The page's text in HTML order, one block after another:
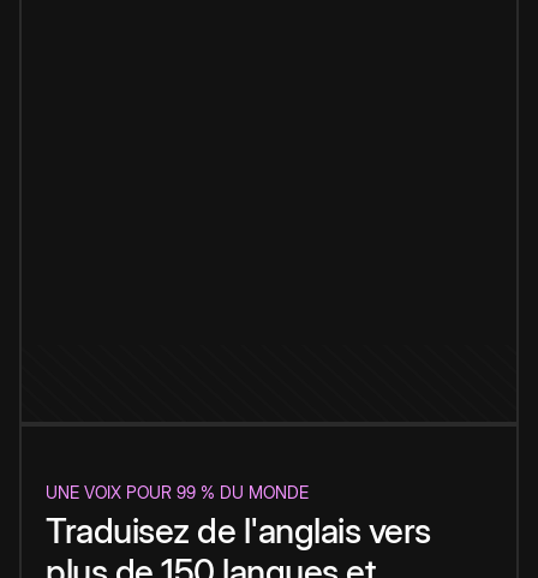
UNE VOIX POUR 99 % DU MONDE
Traduisez de l'anglais vers